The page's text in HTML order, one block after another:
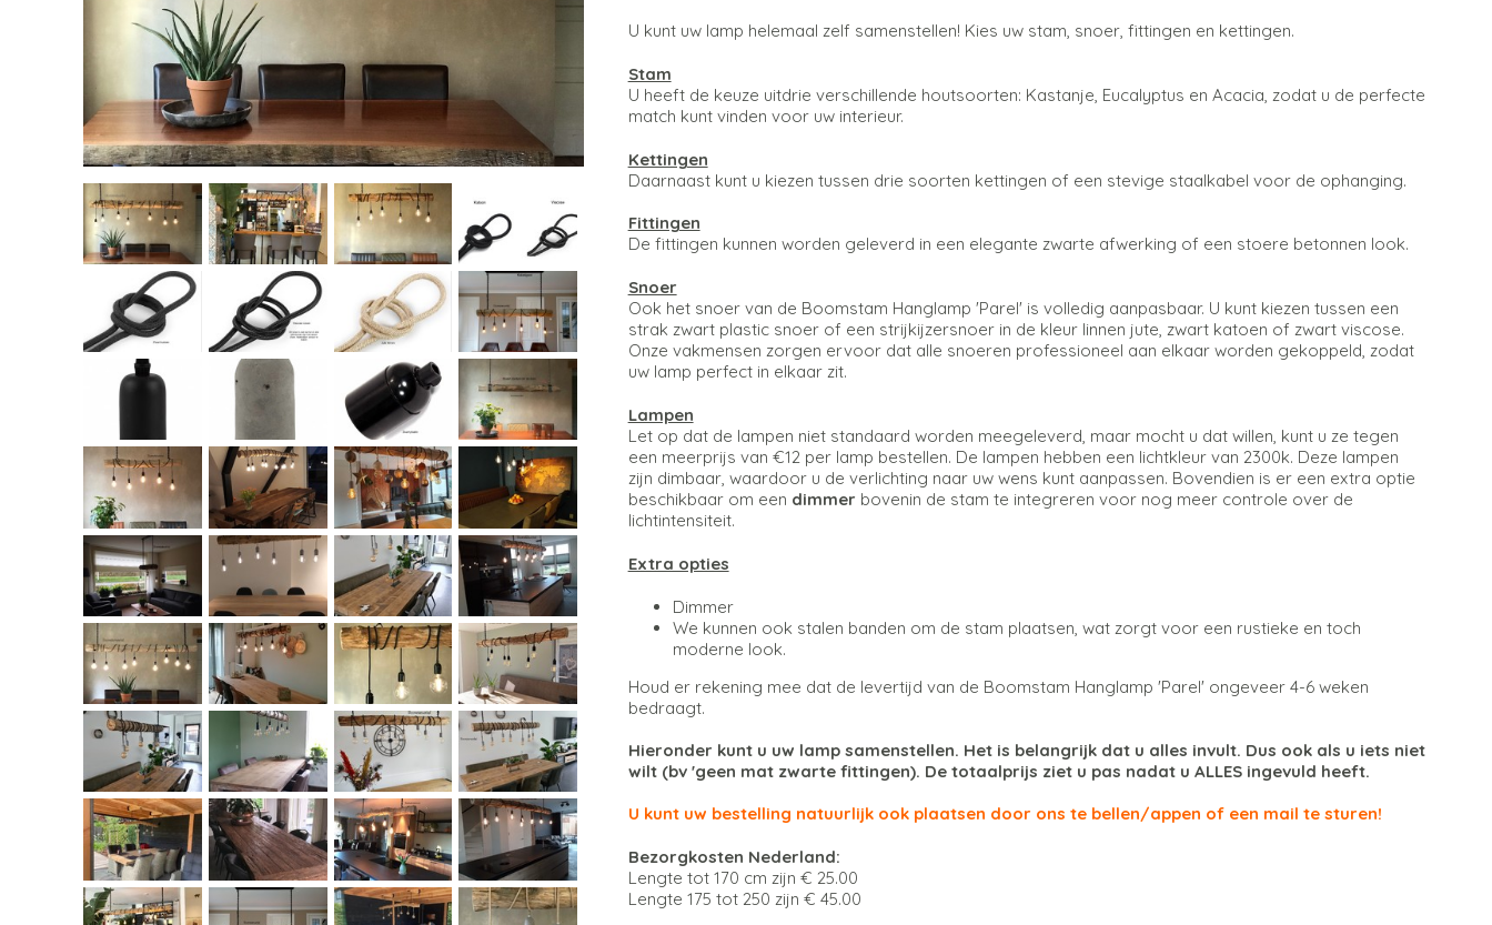
U kunt uw lamp helemaal zelf samenstellen! Kies uw stam, snoer, fittingen en kettingen.
Stam
U heeft de keuze uitdrie verschillende houtsoorten: Kastanje, Eucalyptus en Acacia, zodat u de perfecte
match kunt vinden voor uw interieur.
Kettingen
Daarnaast kunt u kiezen tussen drie soorten kettingen of een stevige staalkabel voor de ophanging.
Fittingen
De fittingen kunnen worden geleverd in een elegante zwarte afwerking of een stoere betonnen look.
Snoer
Ook het snoer van de Boomstam Hanglamp 'Parel' is volledig aanpasbaar. U kunt kiezen tussen een
strak zwart plastic snoer of een strijkijzersnoer in de kleur linnen jute, zwart katoen of zwart viscose.
Onze vakmensen zorgen ervoor dat alle snoeren professioneel aan elkaar worden gekoppeld, zodat
uw lamp perfect in elkaar zit.
Lampen
Let op dat de lampen niet standaard worden meegeleverd, maar mocht u dat willen, kunt u ze tegen
een meerprijs van €12 per lamp bestellen. De lampen hebben een lichtkleur van 2300k. Deze lampen
zijn dimbaar, waardoor u de verlichting naar uw wens kunt aanpassen. Bovendien is er een extra optie
beschikbaar om een dimmer bovenin de stam te integreren voor nog meer controle over de
lichtintensiteit.
Extra opties
Dimmer
We kunnen ook stalen banden om de stam plaatsen, wat zorgt voor een rustieke en toch
moderne look.
Houd er rekening mee dat de levertijd van de Boomstam Hanglamp 'Parel' ongeveer 4-6 weken
bedraagt.
Hieronder kunt u uw lamp samenstellen. Het is belangrijk dat u alles invult. Dus ook als u iets niet
wilt (bv 'geen mat zwarte fittingen). De totaalprijs ziet u pas nadat u ALLES ingevuld heeft.
U kunt uw bestelling natuurlijk ook plaatsen door ons te bellen/appen of een mail te sturen!
Bezorgkosten Nederland:
Lengte tot 170 cm zijn € 25.00
Lengte 175 tot 250 zijn € 45.00